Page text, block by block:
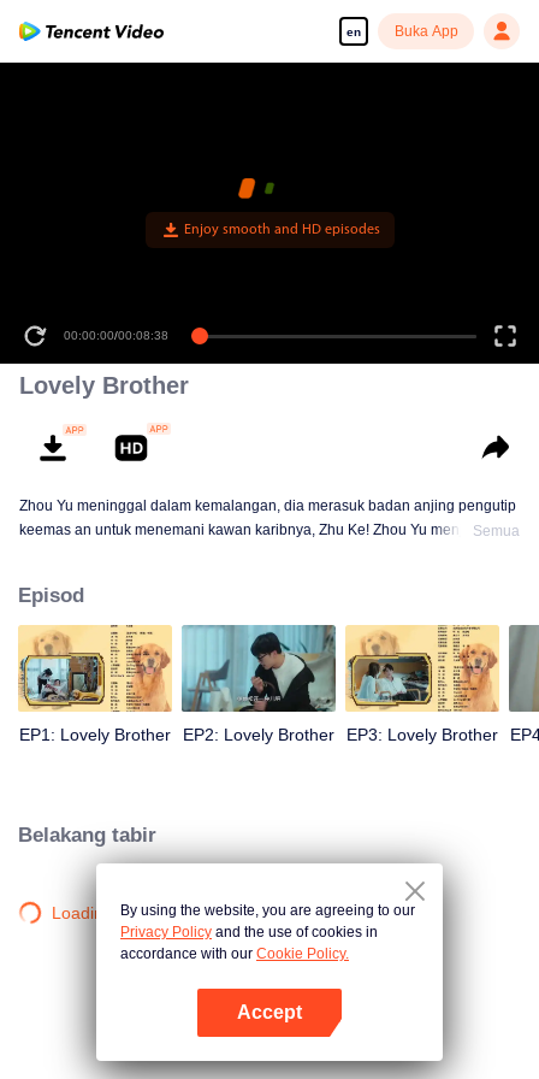
en Buka App
Enjoy smooth and HD episodes
00:00:00/00:08:38
Lovely Brother
Zhou Yu meninggal dalam kemalangan, dia merasuk badan anjing pengutip
keemas an untuk menemani kawan karibnya, Zhu Ke! Zhou Yu menjadi
yang tidak adil di tempat kerja, akhirnya Zhu Ke berjaya mendapat teman
wanita, menjadi pelukis manga yang bahagia. Ketika mereka membersihkan
kubur, teman wanitanya beritahu Zhu Ke, tidak pernah ada roh Zhou Yu,
semuan itu ialah usaha dia sendiri...
Semua
Episod
EP1: Lovely Brother EP2: Lovely Brother EP3: Lovely Brother
Belakang tabir
Loading…By using the website, you are agreeing to our
Privacy Policy and the use of cookies in
accordance with our Cookie Policy.
Accept